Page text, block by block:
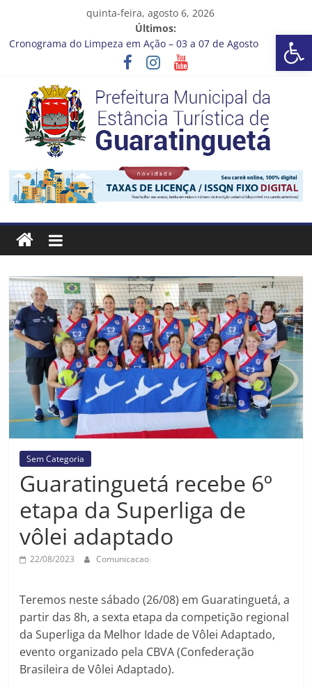
Barra de Ferramentas Aberta
quinta-feira, agosto 6, 2026
Últimos:
Cronograma do Limpeza em Ação – 03 a 07 de Agosto
Prefeitura de Guaratinguetá entrega revitalização da Praça
Vem conferir como nossos alunos estão ainda mais lindos!
CRONOGRAMA DE LAVAGEM E LIMPEZA DOS RESERVATÓRIOS
Guaratinguetá se destaca em competições esportivas da
região
Prefeitura
Estância
Turística
Guaratinguetá
Prefeitura
Estância
Turística
Guaratinguetá
Sem Categoria
Guaratinguetá recebe 6º
etapa da Superliga de
vôlei adaptado
22/08/2023 Comunicacao
Teremos neste sábado (26/08) em Guaratinguetá, a
partir das 8h, a sexta etapa da competição regional
da Superliga da Melhor Idade de Vôlei Adaptado,
evento organizado pela CBVA (Confederação
Brasileira de Vôlei Adaptado).